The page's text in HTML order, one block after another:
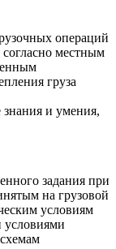
операций
местным
груза
и умения,
задания при
на грузовой
условиям
условиями